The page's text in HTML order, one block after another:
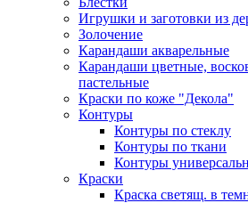
Игрушки и заготовки из
Золочение
Карандаши акварельные
Карандаши цветные,
пастельные
Краски по коже "Декола"
Контуры
Контуры по стеклу
Контуры по ткани
Контуры
Краски
Краска светящ. в